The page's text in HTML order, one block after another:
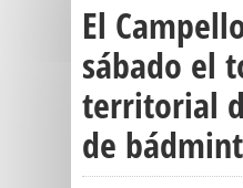
El
sábado el
territorial
de